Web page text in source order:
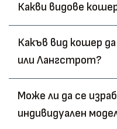
Какви видове
Какъв вид кошер
или Лангстрот?
Може ли да се
индивидуален